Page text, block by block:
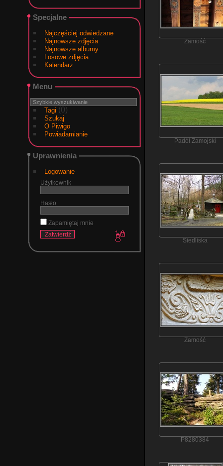
Specjalne
Najczęściej odwiedzane
Najnowsze zdjęcia
Najnowsze albumy
Losowe zdjęcia
Kalendarz
Menu
Tagi (0)
Szukaj
O Piwigo
Powiadamianie
Uprawnienia
Logowanie
Użytkownik
Hasło
Zapamiętaj mnie
Zamość
Padół Zamojski
Siedliska
Zamość
P8280384